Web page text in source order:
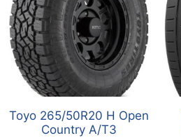
Toyo 265/50R20 H Open
Country A/T3